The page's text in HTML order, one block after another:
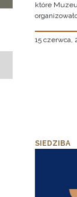
które
15 czerwca,
SIEDZIBA